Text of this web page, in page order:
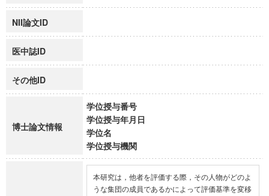
NII論文ID
医中誌ID
その他ID
博士論文情報
学位授与番号
学位授与年月日
学位名
学位授与機関
本研究は，他者を評価する際，その人物がどのよ
うな集団の成員であるかによって評価基準を変移